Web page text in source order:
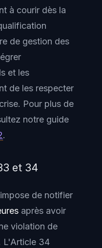
à courir dès la
de gestion des
et les
de les respecter
Pour plus de
notre guide
.
et 34
de notifier
après avoir
violation de
L'Article 34